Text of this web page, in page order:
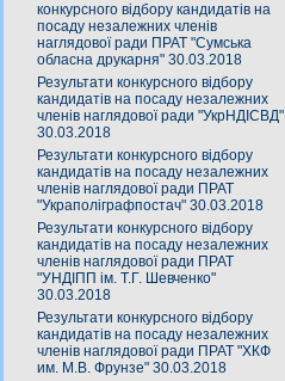
конкурсного відбору кандидатів на
посаду незалежних членів
наглядової ради ПРАТ "Сумська
обласна друкарня" 30.03.2018
Результати конкурсного відбору
кандидатів на посаду незалежних
членів наглядової ради "УкрНДІСВД"
30.03.2018
Результати конкурсного відбору
кандидатів на посаду незалежних
членів наглядової ради ПРАТ
"Украполіграфпостач" 30.03.2018
Результати конкурсного відбору
кандидатів на посаду незалежних
членів наглядової ради ПРАТ
"УНДІПП ім. Т.Г. Шевченко"
30.03.2018
Результати конкурсного відбору
кандидатів на посаду незалежних
членів наглядової ради ПРАТ "ХКФ
им. М.В. Фрунзе" 30.03.2018